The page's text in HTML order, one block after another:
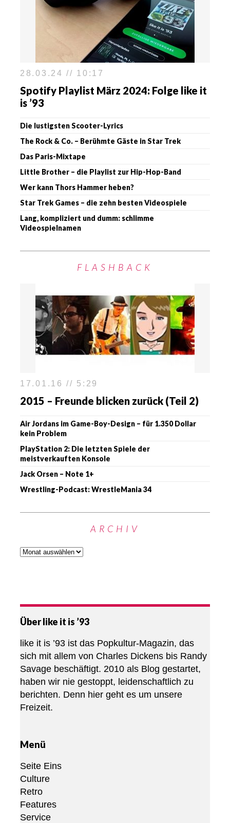
28.03.24 // 10:17
Spotify Playlist März 2024: Folge like it
is ’93
Die lustigsten Scooter-Lyrics
The Rock & Co. – Berühmte Gäste in Star Trek
Das Paris-Mixtape
Little Brother – die Playlist zur Hip-Hop-Band
Wer kann Thors Hammer heben?
Star Trek Games – die zehn besten Videospiele
Lang, kompliziert und dumm: schlimme
Videospielnamen
FLASHBACK
17.01.16 // 5:29
2015 – Freunde blicken zurück (Teil 2)
Air Jordans im Game-Boy-Design – für 1.350 Dollar
kein Problem
PlayStation 2: Die letzten Spiele der
meistverkauften Konsole
Jack Orsen – Note 1+
Wrestling-Podcast: WrestleMania 34
ARCHIV
Über like it is ’93
like it is ’93 ist das Popkultur-Magazin, das
sich mit allem von Charles Dickens bis Randy
Savage beschäftigt. 2010 als Blog gestartet,
haben wir nie gestoppt, leidenschaftlich zu
berichten. Denn hier geht es um unsere
Freizeit.
Menü
Seite Eins
Culture
Retro
Features
Service